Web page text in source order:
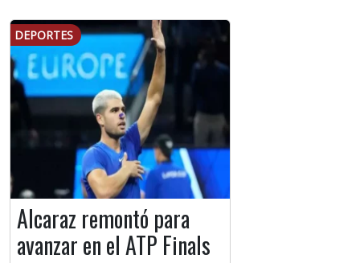
DEPORTES
Alcaraz remontó para
avanzar en el ATP Finals